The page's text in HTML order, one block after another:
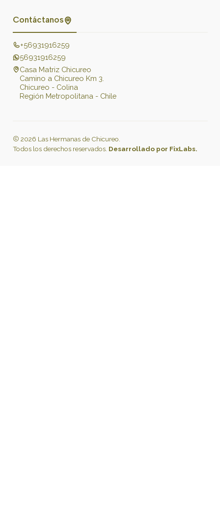
Contáctanos
+56931916259
56931916259
Casa Matriz Chicureo
Camino a Chicureo Km 3.
Chicureo - Colina
Región Metropolitana - Chile
2026 Las Hermanas de Chicureo.
Todos los derechos reservados. Desarrollado por FixLabs.